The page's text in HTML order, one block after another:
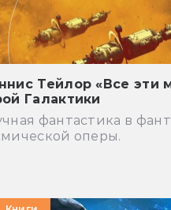
Тейлор «Все эти
Галактики
фантастика в
оперы.